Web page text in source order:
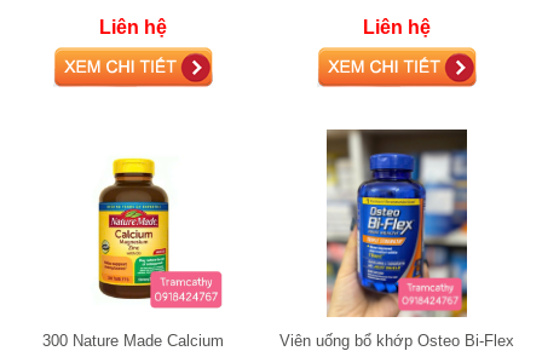
Liên hệ Liên hệ
300 Nature Made Calcium
Viên uống bổ khớp Osteo Bi-Flex